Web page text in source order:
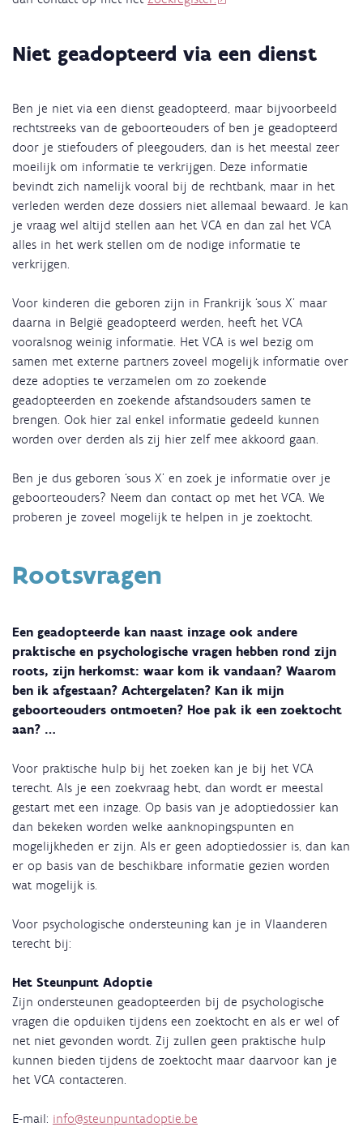
Niet geadopteerd via een dienst
Ben je niet via een dienst geadopteerd, maar bijvoorbeeld
rechtstreeks van de geboorteouders of ben je geadopteerd
door je stiefouders of pleegouders, dan is het meestal zeer
moeilijk om informatie te verkrijgen. Deze informatie
bevindt zich namelijk vooral bij de rechtbank, maar in het
verleden werden deze dossiers niet allemaal bewaard. Je kan
je vraag wel altijd stellen aan het VCA en dan zal het VCA
alles in het werk stellen om de nodige informatie te
verkrijgen.
Voor kinderen die geboren zijn in Frankrijk ‘sous X’ maar
daarna in België geadopteerd werden, heeft het VCA
vooralsnog weinig informatie. Het VCA is wel bezig om
samen met externe partners zoveel mogelijk informatie over
deze adopties te verzamelen om zo zoekende
geadopteerden en zoekende afstandsouders samen te
brengen. Ook hier zal enkel informatie gedeeld kunnen
worden over derden als zij hier zelf mee akkoord gaan.
Ben je dus geboren ‘sous X’ en zoek je informatie over je
geboorteouders? Neem dan contact op met het VCA. We
proberen je zoveel mogelijk te helpen in je zoektocht.
Rootsvragen
Een geadopteerde kan naast inzage ook andere
praktische en psychologische vragen hebben rond zijn
roots, zijn herkomst: waar kom ik vandaan? Waarom
ben ik afgestaan? Achtergelaten? Kan ik mijn
geboorteouders ontmoeten? Hoe pak ik een zoektocht
aan? …
Voor praktische hulp bij het zoeken kan je bij het VCA
terecht. Als je een zoekvraag hebt, dan wordt er meestal
gestart met een inzage. Op basis van je adoptiedossier kan
dan bekeken worden welke aanknopingspunten en
mogelijkheden er zijn. Als er geen adoptiedossier is, dan kan
er op basis van de beschikbare informatie gezien worden
wat mogelijk is.
Voor psychologische ondersteuning kan je in Vlaanderen
terecht bij:
Het Steunpunt Adoptie
Zijn ondersteunen geadopteerden bij de psychologische
vragen die opduiken tijdens een zoektocht en als er wel of
net niet gevonden wordt. Zij zullen geen praktische hulp
kunnen bieden tijdens de zoektocht maar daarvoor kan je
het VCA contacteren.
E-mail: info@steunpuntadoptie.be